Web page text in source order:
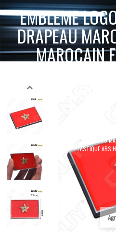
EMBLEME
DRAPEAU
MAROCAIN
PLASTIQUE
ACCUEIL
3D ADHESIF DRAPEAU MAROC MAROCCO
BADGE PLASTIQUE ABS